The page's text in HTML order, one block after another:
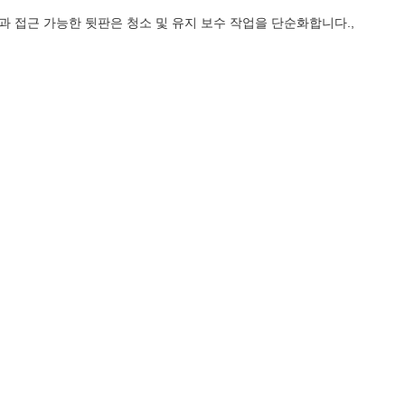
근 가능한 뒷판은 청소 및 유지 보수 작업을 단순화합니다.,